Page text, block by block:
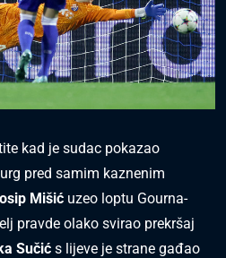
kad je sudac pokazao
pred samim kaznenim
Mišić uzeo loptu Gourna-
pravde olako svirao prekršaj
Sučić s lijeve je strane gađao